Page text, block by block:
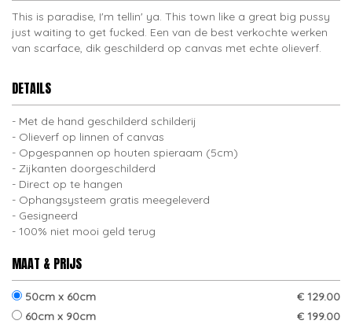
This is paradise, I'm tellin' ya. This town like a great big pussy
just waiting to get fucked. Een van de best verkochte werken
van scarface, dik geschilderd op canvas met echte olieverf.
DETAILS
Met de hand geschilderd schilderij
Olieverf op linnen of canvas
Opgespannen op houten spieraam (5cm)
Zijkanten doorgeschilderd
Direct op te hangen
Ophangsysteem gratis meegeleverd
Gesigneerd
100% niet mooi geld terug
MAAT & PRIJS
50cm x 60cm
€ 129.00
60cm x 90cm
€ 199.00